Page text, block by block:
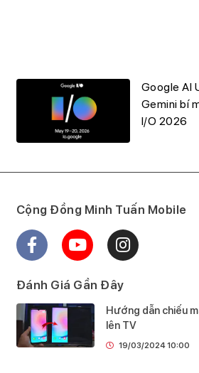
Google AI
Gemini bí
I/O 2026
Cộng Đồng Minh Tuấn Mobile
Đánh Giá Gần Đây
19/03/2024 10:00
Hướng dẫn chiếu
lên TV